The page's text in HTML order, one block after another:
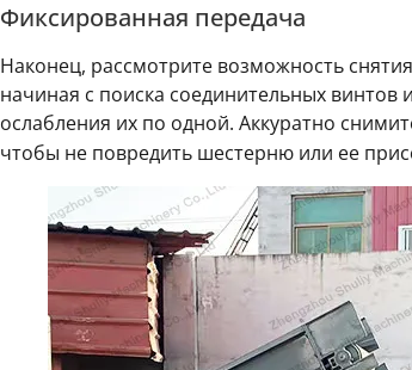
Фиксированная передача
Наконец, рассмотрите возможность
начиная с поиска соединительных
ослабления их по одной. Аккуратно
чтобы не повредить шестерню или ее